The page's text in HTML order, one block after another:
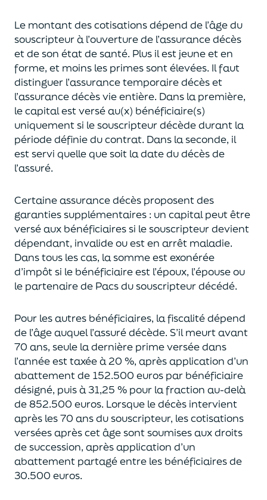
Le montant des cotisations dépend de l’âgedu
souscripteur à l’ouverture de l’assurance décès
et de son état de santé. Plus il est jeuneet en
forme, et moins les primes sont élevées. Il faut
distinguer l’assurance temporaire décès et
l’assurancedécèsvie entière. Dans la première,
le capital estversé au(x) bénéficiaire(s)
uniquementsi le souscripteur décède durant la
période définie du contrat. Dans la seconde, il
est servi quelle que soit la date du décès de
l’assuré.
Certaine assurance décès proposentdes
garanties supplémentaires : un capitalpeut être
versé aux bénéficiaires si le souscripteur devient
dépendant, invalide ouest en arrêt maladie.
Dans tous les cas, la somme est exonérée
d’impôt si le bénéficiaire est l’époux, l’épouse ou
le partenaire de Pacsdu souscripteur décédé.
Pour les autres bénéficiaires, la fiscalité dépend
de l’âgeauquell’assuré décède. S’il meurt avant
70 ans, seule la dernière prime versée dans
l’année esttaxée à 20 %, après application d’un
abattement de 152.500 euros par bénéficiaire
désigné, puis à 31,25 % pour la fraction au-delà
de852.500 euros. Lorsque le décès intervient
après les 70 ans du souscripteur, les cotisations
versées après cet âge sont soumises aux droits
de succession, après application d’un
abattement partagé entre les bénéficiaires de
30.500 euros.